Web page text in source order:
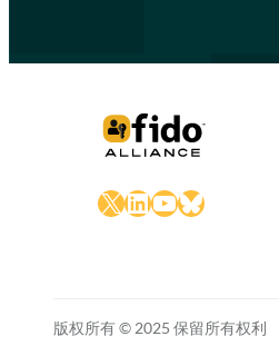
X LinkedIn
YouTube
Bluesky
版权所有 © 2025 保留所有权利